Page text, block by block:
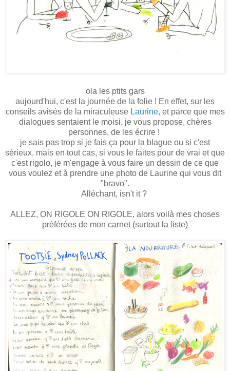
ola les ptits gars
aujourd'hui, c'est la journée de la folie ! En effet, sur les
conseils avisés de la miraculeuse Laurine, et parce que mes
dialogues sentaient le moisi, je vous propose, chères
personnes, de les écrire !
je sais pas trop si je fais ça pour la blague ou si c'est
sérieux, mais en tout cas, si vous le faites pour de vrai et que
c'est rigolo, je m'engage à vous faire un dessin de ce que
vous voulez et à prendre une photo de Laurine qui vous dit
"bravo".
Alléchant, isn't it ?
ALLEZ, ON RIGOLE ON RIGOLE, alors voilà mes choses
préférées de mon carnet (surtout la liste)